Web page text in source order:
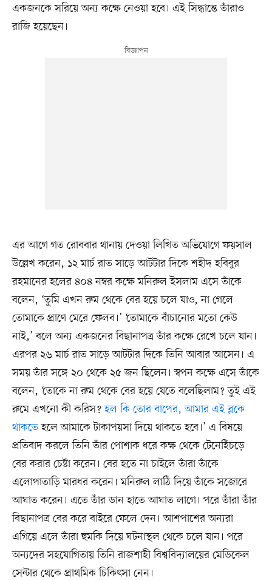
একজনকে সরিয়ে অন্য কক্ষে নেওয়া হবে। এই সিদ্ধান্তে তাঁরাও
রাজি হয়েছেন।
এর আগে গত রোববার থানায় দেওয়া লিখিত অভিযোগে ফয়সাল
উল্লেখ করেন, ১২ মার্চ রাত সাড়ে আটটার দিকে শহীদ হবিবুর
রহমানের হলের ৪০৪ নম্বর কক্ষে মনিরুল ইসলাম এসে তাঁকে
বলেন, ‘তুমি এখন রুম থেকে বের হয়ে চলে যাও, না গেলে
তোমাকে প্রাণে মেরে ফেলব।’ ‘তোমাকে বাঁচানোর মতো কেউ
নাই,’ বলে অন্য একজনের বিছানাপত্র তাঁর কক্ষে রেখে চলে যান।
এরপর ২৬ মার্চ রাত সাড়ে আটটার দিকে তিনি আবার আসেন। এ
সময় তাঁর সঙ্গে ২০ থেকে ২৫ জন ছিলেন। স্বপন কক্ষে এসে তাঁকে
বলেন, ‘তোকে না রুম থেকে বের হয়ে যেতে বলেছিলাম? তুই এই
রুমে এখনো কী করিস?হল কি তোর বাপের, আমার এই ব্লকে
থাকতেহলে আমাকে টাকাপয়সা দিয়ে থাকতে হবে।’ এ বিষয়ে
প্রতিবাদ করলে তিনি তাঁর পোশাক ধরে কক্ষ থেকে টেনেহিঁচড়ে
বের করার চেষ্টা করেন। বের হতে না চাইলে তাঁরা তাঁকে
এলোপাতাড়ি মারধর করেন। মনিরুল লাঠি দিয়ে তাঁকে সজোরে
আঘাত করেন। এতে তাঁর ডান হাতে আঘাত লাগে। পরে তাঁরা তাঁর
বিছানাপত্র বের করে বাইরে ফেলে দেন। আশপাশের অন্যরা
এগিয়ে এলে তাঁরা হুমকি দিয়ে ঘটনাস্থল থেকে চলে যান। পরে
অন্যদের সহযোগিতায় তিনি রাজশাহী বিশ্ববিদ্যালয়ের মেডিকেল
সেন্টার থেকে প্রাথমিক চিকিৎসা নেন।